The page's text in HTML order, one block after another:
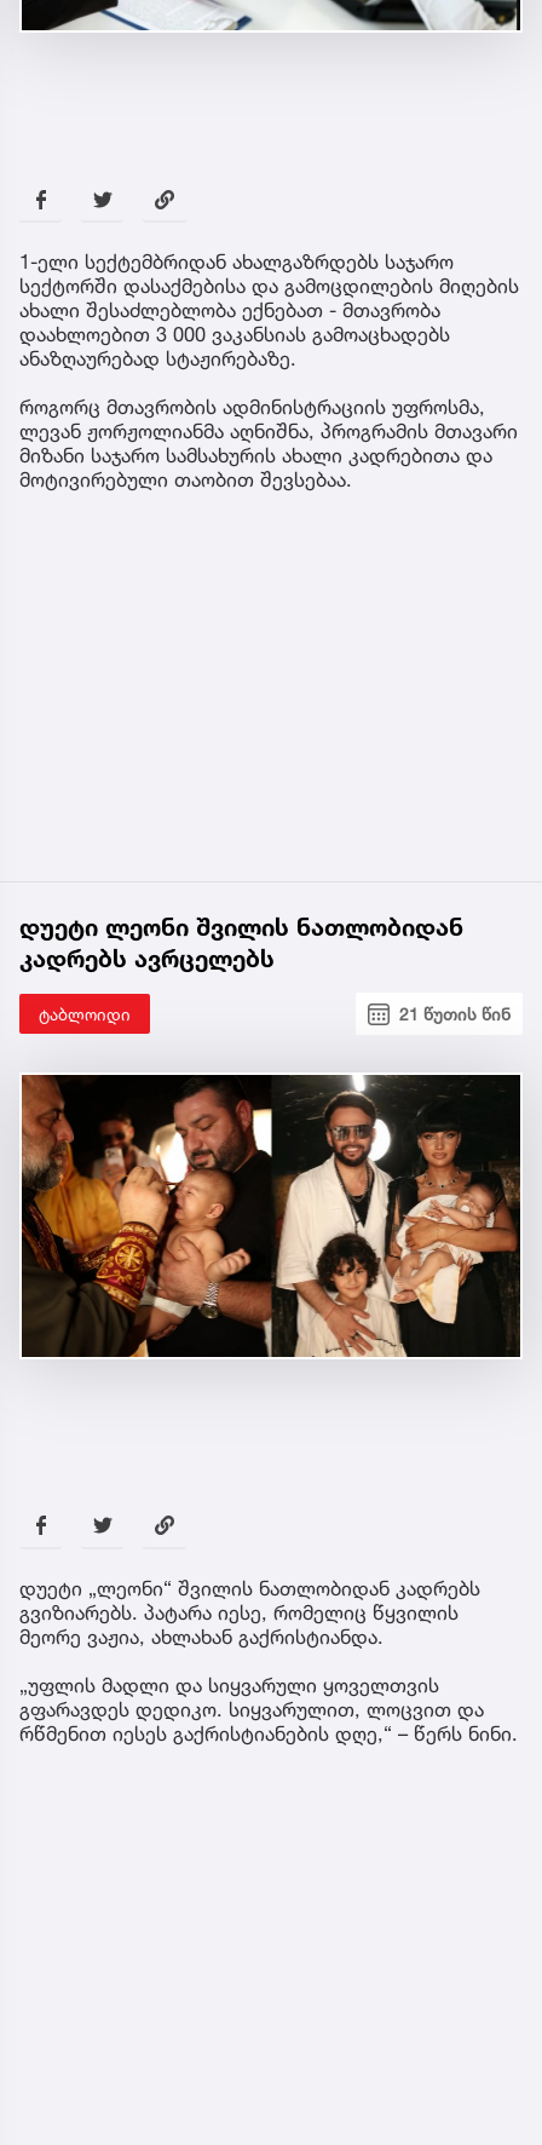
1-ელი სექტემბრიდან ახალგაზრდებს საჯარო
სექტორში დასაქმებისა და გამოცდილების მიღების
ახალი შესაძლებლობა ექნებათ - მთავრობა
დაახლოებით 3 000 ვაკანსიას გამოაცხადებს
ანაზღაურებად სტაჟირებაზე.
როგორც მთავრობის ადმინისტრაციის უფროსმა,
ლევან ჟორჟოლიანმა აღნიშნა, პროგრამის მთავარი
მიზანი საჯარო სამსახურის ახალი კადრებითა და
მოტივირებული თაობით შევსებაა.
დუეტი ლეონი შვილის ნათლობიდან
კადრებს ავრცელებს
ტაბლოიდი 21 წუთის წინ
დუეტი „ლეონი“ შვილის ნათლობიდან კადრებს
გვიზიარებს. პატარა იესე, რომელიც წყვილის
მეორე ვაჟია, ახლახან გაქრისტიანდა.
„უფლის მადლი და სიყვარული ყოველთვის
გფარავდეს დედიკო. სიყვარულით, ლოცვით და
რწმენით იესეს გაქრისტიანების დღე,“ – წერს ნინი.